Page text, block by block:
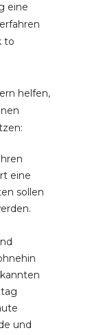
eine
to
helfen,
eine
sollen
und